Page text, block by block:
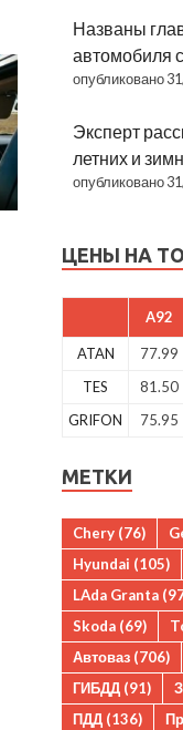
Названы
автомобиля
опубликовано
Эксперт
летних и
опубликовано
ЦЕНЫ НА
A92
ATAN 77.99
TES
81.50
GRIFON
75.95
МЕТКИ
Chery (76)
Hyundai (105)
LAda Granta
Skoda (69)
Автоваз (706)
ГИБДД (91)
ПДД (136)